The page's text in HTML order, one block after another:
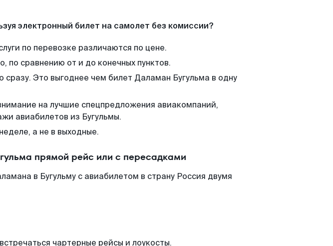
электронный билет на самолет без комиссии?
по перевозке различаются по цене.
по сравнению от и до конечных пунктов.
сразу. Это выгоднее чем билет Даламан Бугульма в одну
на лучшие спецпредложения авиакомпаний,
авиабилетов из Бугульмы.
а не в выходные.
прямой рейс или с пересадками
в Бугульму с авиабилетом в страну Россия двумя
чартерные рейсы и лоукосты.